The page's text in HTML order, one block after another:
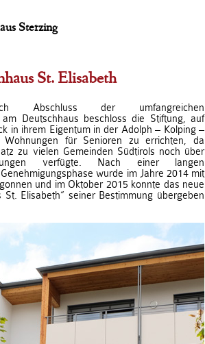
Sterzing
St. Elisabeth
Abschluss der umfangreichen
am Deutschhaus beschloss die Stiftung, auf
in ihrem Eigentum in der Adolph – Kolping –
für Senioren zu errichten, da
zu vielen Gemeinden Südtirols noch über
verfügte. Nach einer langen
wurde im Jahre 2014 mit
und im Oktober 2015 konnte das neue
St. Elisabeth“ seiner Bestimmung übergeben